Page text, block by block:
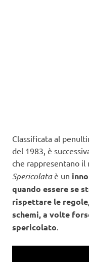
Classificata al
del 1983, è
che rappresentano il
Spericolataè un
quando essere se
rispettare le
schemi, a volte
spericolato